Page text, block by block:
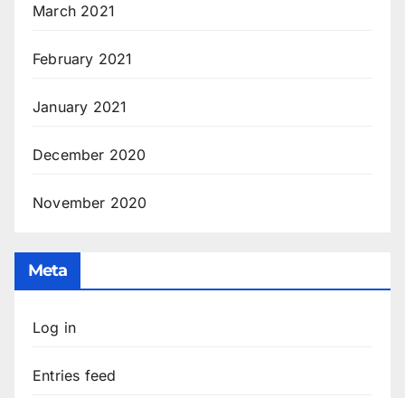
March 2021
February 2021
January 2021
December 2020
November 2020
Meta
Log in
Entries feed